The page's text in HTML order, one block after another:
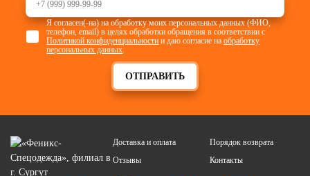
ОТПРАВИТЬ
Я согласен(-на) на обработку моих персональных данных (ФИО,
телефон, email) в целях обработки обращения в соответствии с
Политикой конфиденциальности и даю согласие наобработку
персональных данных.
Доставка и оплата
Порядок возврата
Отзывы
Контакты